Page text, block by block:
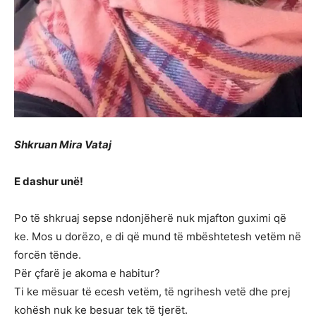
Shkruan Mira Vataj
E dashur unë!
Po të shkruaj sepse ndonjëherë nuk mjafton guximi që
ke. Mos u dorëzo, e di që mund të mbështetesh vetëm në
forcën tënde.
Për çfarë je akoma e habitur?
Ti ke mësuar të ecesh vetëm, të ngrihesh vetë dhe prej
kohësh nuk ke besuar tek të tjerët.